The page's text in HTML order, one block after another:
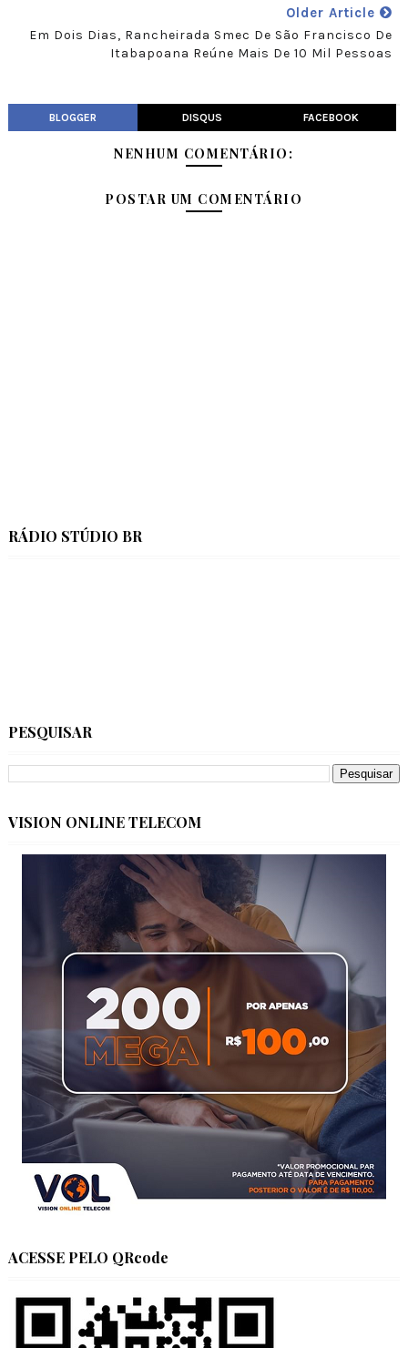
Older Article
Em Dois Dias, Rancheirada Smec De São Francisco De
Itabapoana Reúne Mais De 10 Mil Pessoas
BLOGGER DISQUS FACEBOOK
NENHUM COMENTÁRIO:
POSTAR UM COMENTÁRIO
RÁDIO STÚDIO BR
PESQUISAR
VISION ONLINE TELECOM
ACESSE PELO QRcode